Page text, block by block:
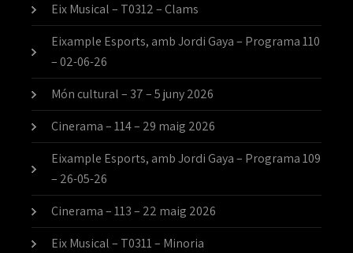
Eix Musical – T0312 – Clams
Eixample Esports, amb Jordi Gaya – Programa 110
– 02-06-26
Món cultural – 37 – 5 juny 2026
Cinerama – 114 – 29 maig 2026
Eixample Esports, amb Jordi Gaya – Programa 109
– 26-05-26
Cinerama – 113 – 22 maig 2026
Eix Musical – T0311 – Minoria